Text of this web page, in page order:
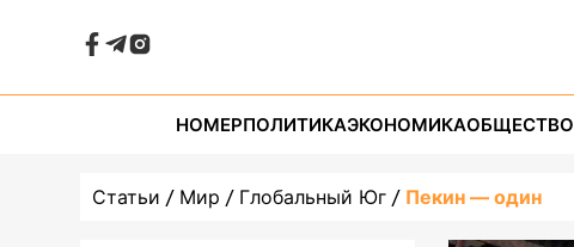
НОМЕРПОЛИТИКАЭКОНОМИКАОБЩЕСТВО
Статьи Мир Глобальный Юг Пекин — один